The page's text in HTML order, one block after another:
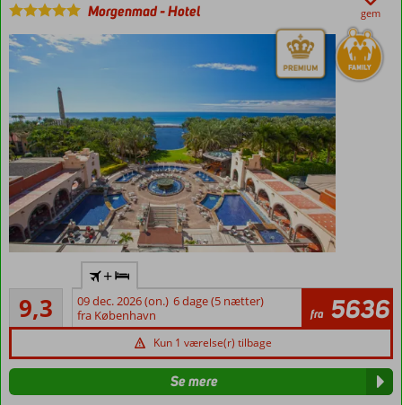
Morgenmad-Hotel gem
Et tophotel
topplacering!
Fornyet
"OM
på
9,3Fremragende
342
anmeldelser
+
09 dec. 2026 (on.) 6 dage (5 nætter)
fra København
fra 5636
Kun 1 værelse(r) tilbage
Se mere